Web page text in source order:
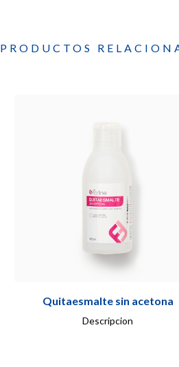
PRODUCTOS
Quitaesmalte sin acetona
Descripcion